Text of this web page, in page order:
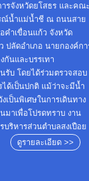
รจังหวัดยโสธร และคณ
ณ์น้ำแม่น้ำชี ณ ถนนสาย
คำเขื่อนแก้ว จังหวัด
ปลัดอำเภอ นายกองค์กา
นและบรรเทา
บ โดยได้ร่วมตรวจสอบ
ด้เป็นปกติ แม้ว่าจะมีน้ำ
เป็นพิเศษในการเดินทาง
มาเพื่อโปรดทราบ งาน
ริหารส่วนตำบลสงเปือย
ดูรายละเอียด >>